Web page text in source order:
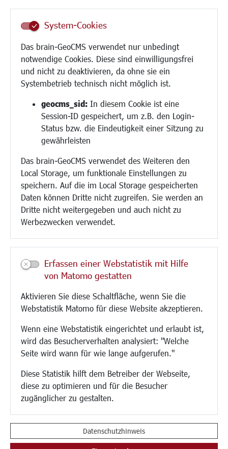
System-Cookies
Das brain-GeoCMS verwendet nur unbedingt
notwendige Cookies. Diese sind einwilligungsfrei
und nicht zu deaktivieren, da ohne sie ein
Systembetrieb technisch nicht möglich ist.
geocms_sid: In diesem Cookie ist eine
Session-ID gespeichert, um z.B. den Login-
Status bzw. die Eindeutigkeit einer Sitzung zu
gewährleisten
Das brain-GeoCMS verwendet des Weiteren den
Local Storage, um funktionale Einstellungen zu
speichern. Auf die im Local Storage gespeicherten
Daten können Dritte nicht zugreifen. Sie werden an
Dritte nicht weitergegeben und auch nicht zu
Werbezwecken verwendet.
Erfassen einer Webstatistik mit Hilfe
von Matomo gestatten
Aktivieren Sie diese Schaltfläche, wenn Sie die
Webstatistik Matomo für diese Website akzeptieren.
Wenn eine Webstatistik eingerichtet und erlaubt ist,
wird das Besucherverhalten analysiert: "Welche
Seite wird wann für wie lange aufgerufen."
Diese Statistik hilft dem Betreiber der Webseite,
diese zu optimieren und für die Besucher
zugänglicher zu gestalten.
Datenschutzhinweis
Schule
Demokratie leben
Ukrainehilfe
Hilfe für Geflüchtete
Religion
Bauen/Umwelt/Mobilität
Bebauungsplanung
Verkehr/Mobilität
Glasfaserausbau
Aktuelle Baustellen
Paddelteich
CINDY S
Kultur/Freizeit/Tourismus
Veranstaltungen
Neue Stadthalle Langen
Bäder
Musikschule
Stadtbücherei
Stadtarchiv
Museen
Hotels/Unterkünfte
Gastronomie
Kunstszene
Vereine und Institutionen